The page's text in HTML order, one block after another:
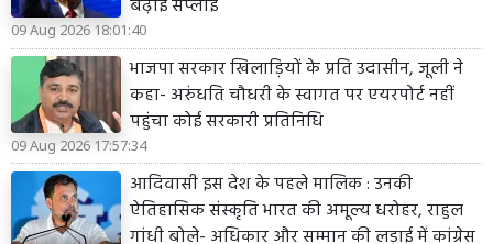
बढ़ाई सप्लाई
09 Aug 2026 18:01:40
भाजपा सरकार खिलाड़ियों के प्रति उदासीन, जूली ने
कहा- अरुंधति चौधरी के स्वागत पर एयरपोर्ट नहीं
पहुंचा कोई सरकारी प्रतिनिधि
09 Aug 2026 17:57:34
आदिवासी इस देश के पहले मालिक : उनकी
ऐतिहासिक संस्कृति भारत की अमूल्य धरोहर, राहुल
गांधी बोले- अधिकार और सम्मान की लड़ाई में कांग्रेस